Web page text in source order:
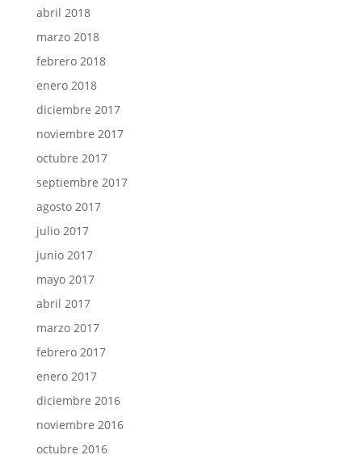
abril 2018
marzo 2018
febrero 2018
enero 2018
diciembre 2017
noviembre 2017
octubre 2017
septiembre 2017
agosto 2017
julio 2017
junio 2017
mayo 2017
abril 2017
marzo 2017
febrero 2017
enero 2017
diciembre 2016
noviembre 2016
octubre 2016